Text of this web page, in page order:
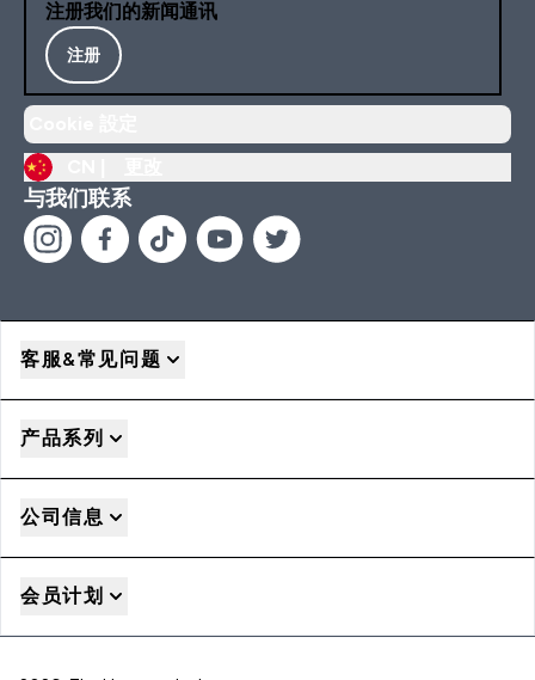
注册我们的新闻通讯
注册
与我们联系
客服&常见问题
产品系列
公司信息
会员计划